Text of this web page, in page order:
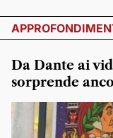
Da Dante ai
sorprende